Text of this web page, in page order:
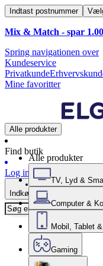
Indtast postnummer
Mix & Match - spar
Spring navigationen over
Kundeservice
Privatkunde
Mine favoritter
Alle produkter
Find butik
Log ind
Indkøbskurv
Alle produkter
TV, Lyd &
Computer &
Mobil, Tablet
Gaming